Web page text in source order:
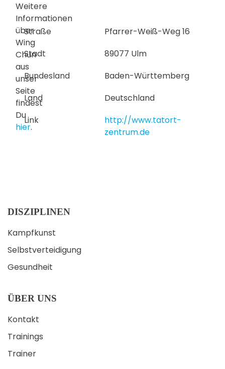
Weitere
Informationen
über
Wing
Chun
aus
unser
Seite
findest
Du
hier.
Straße
Pfarrer-Weiß-Weg 16
Stadt
89077 Ulm
Bundesland
Baden-Württemberg
Land
Deutschland
Link
http://www.tatort-
zentrum.de
DISZIPLINEN
Kampfkunst
Selbstverteidigung
Gesundheit
ÜBER UNS
Kontakt
Trainings
Trainer